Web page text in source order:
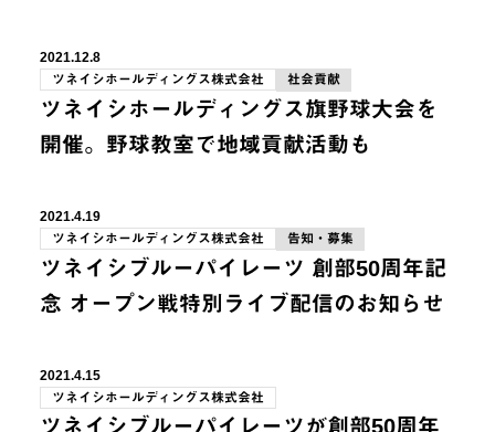
2021.12.8
ツネイシホールディングス株式会社
社会貢献
ツネイシホールディングス旗野球大会を
開催。野球教室で地域貢献活動も
2021.4.19
ツネイシホールディングス株式会社
告知・募集
ツネイシブルーパイレーツ 創部50周年記
念 オープン戦特別ライブ配信のお知らせ
2021.4.15
ツネイシホールディングス株式会社
ツネイシブルーパイレーツが創部50周年